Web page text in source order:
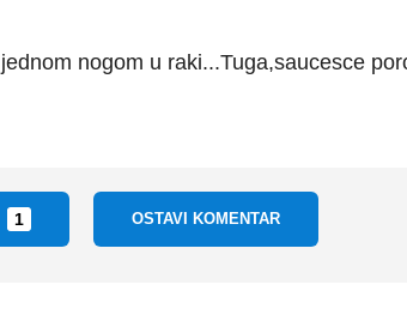
nogom u raki...Tuga,saucesce
1 OSTAVI KOMENTAR